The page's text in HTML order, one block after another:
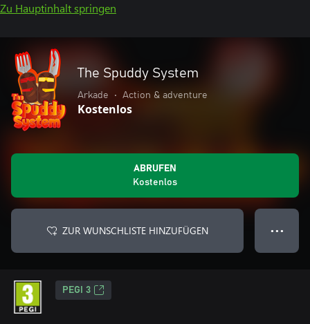
Zu Hauptinhalt springen
The Spuddy System
Arkade • Action & adventure
Kostenlos
ABRUFEN
Kostenlos
ZUR WUNSCHLISTE HINZUFÜGEN ● ● ●
PEGI 3